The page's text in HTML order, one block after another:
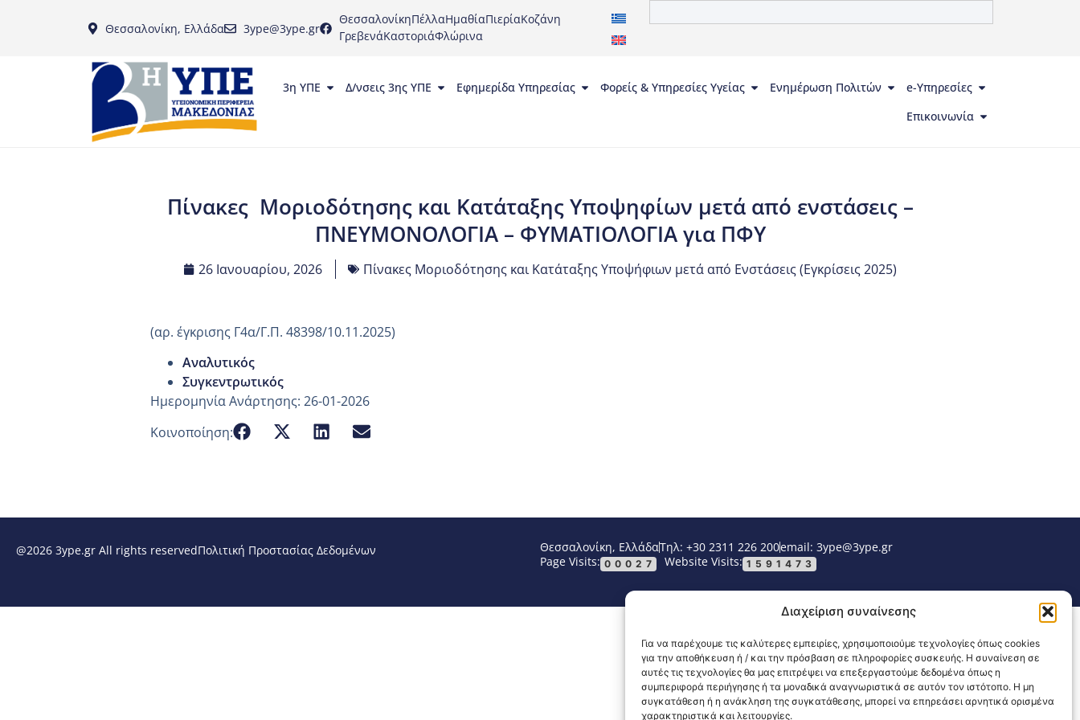
Διαχείριση συναίνεσης
Για να παρέχουμε τις καλύτερες εμπειρίες, χρησιμοποιούμε τεχνολογίες όπως cookies
για την αποθήκευση ή / και την πρόσβαση σε πληροφορίες συσκευής. Η συναίνεση σε
αυτές τις τεχνολογίες θα μας επιτρέψει να επεξεργαστούμε δεδομένα όπως η
συμπεριφορά περιήγησης ή τα μοναδικά αναγνωριστικά σε αυτόν τον ιστότοπο. Η μη
συγκατάθεση ή η ανάκληση της συγκατάθεσης, μπορεί να επηρεάσει αρνητικά ορισμένα
χαρακτηριστικά και λειτουργίες.
Θεσσαλονίκη, Ελλάδα 3ype@3ype.gr
ΘεσσαλονίκηΠέλλαΗμαθίαΠιερίαΚοζάνη
ΓρεβενάΚαστοριάΦλώρινα
3η ΥΠΕ Δ/νσεις 3ης ΥΠΕ Εφημερίδα Υπηρεσίας Φορείς & Υπηρεσίες Υγείας Ενημέρωση Πολιτών
e-Υπηρεσίες
Επικοινωνία
Πίνακες Μοριοδότησης και Κατάταξης Υποψηφίων μετά από ενστάσεις –
ΠΝΕΥΜΟΝΟΛΟΓΙΑ – ΦΥΜΑΤΙΟΛΟΓΙΑ για ΠΦΥ
26 Ιανουαρίου, 2026 Πίνακες Μοριοδότησης και Κατάταξης Υποψήφιων μετά από Ενστάσεις (Εγκρίσεις 2025)
(αρ. έγκρισης Γ4α/Γ.Π. 48398/10.11.2025)
Αναλυτικός
Συγκεντρωτικός
Ημερομηνία Ανάρτησης: 26-01-2026
Κοινοποίηση:
@2026 3ype.gr All rights reservedΠολιτική Προστασίας Δεδομένων Θεσσαλονίκη, ΕλλάδαΤηλ: +30 2311 226 200email: 3ype@3ype.gr
Page Visits: 00027 Website Visits: 1591473